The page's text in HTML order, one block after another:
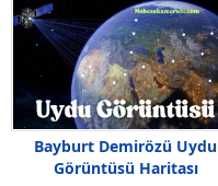
Bayburt Demirözü Uydu
Görüntüsü Haritası